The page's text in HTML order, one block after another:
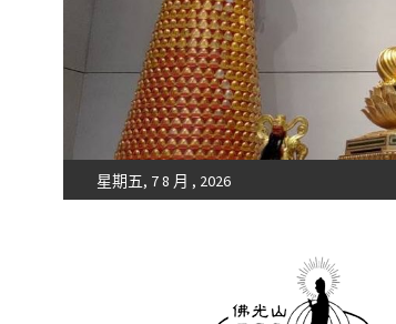
星期五, 7 8 月 , 2026